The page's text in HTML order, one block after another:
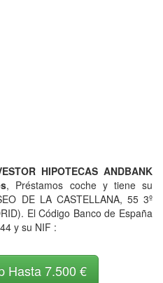
HIPOTECAS ANDBANK
, Préstamos coche y tiene su
DE LA CASTELLANA, 55 3º
El Código Banco de España
y su NIF :
Hasta 7.500 €